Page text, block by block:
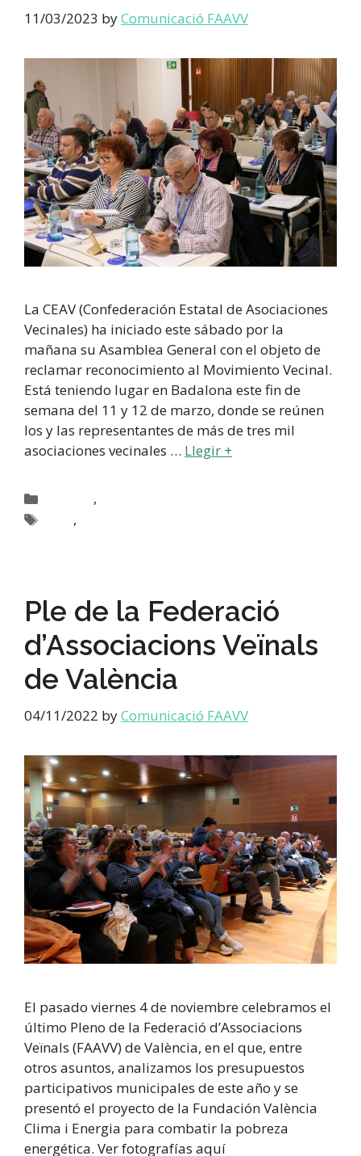
11/03/2023 byComunicació FAAVV
La CEAV (Confederación Estatal de Asociaciones
Vecinales) ha iniciado este sábado por la
mañana su Asamblea General con el objeto de
reclamar reconocimiento al Movimiento Vecinal.
Está teniendo lugar en Badalona este fin de
semana del 11 y 12 de marzo, donde se reúnen
los y las representantes de más de tres mil
asociaciones vecinales … Llegir +
,
,
Ple de la Federació
d’Associacions Veïnals
de València
04/11/2022 byComunicació FAAVV
El pasado viernes 4 de noviembre celebramos el
último Pleno de la Federació d’Associacions
Veïnals (FAAVV) de València, en el que, entre
otros asuntos, analizamos los presupuestos
participativos municipales de este año y se
presentó el proyecto de la Fundación València
Clima i Energia para combatir la pobreza
energética. Ver fotografías aquí